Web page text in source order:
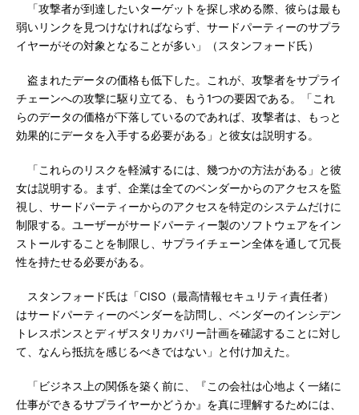
「攻撃者が到達したいターゲットを探し求める際、彼らは最も
弱いリンクを見つけなければならず、サードパーティーのサプラ
イヤーがその対象となることが多い」（スタンフォード氏）
盗まれたデータの価格も低下した。これが、攻撃者をサプライ
チェーンへの攻撃に駆り立てる、もう1つの要因である。「これ
らのデータの価格が下落しているのであれば、攻撃者は、もっと
効果的にデータを入手する必要がある」と彼女は説明する。
「これらのリスクを軽減するには、幾つかの方法がある」と彼
女は説明する。まず、企業は全てのベンダーからのアクセスを監
視し、サードパーティーからのアクセスを特定のシステムだけに
制限する。ユーザーがサードパーティー製のソフトウェアをイン
ストールすることを制限し、サプライチェーン全体を通して冗長
性を持たせる必要がある。
スタンフォード氏は「CISO（最高情報セキュリティ責任者）
はサードパーティーのベンダーを訪問し、ベンダーのインシデン
トレスポンスとディザスタリカバリー計画を確認することに対し
て、なんら抵抗を感じるべきではない」と付け加えた。
「ビジネス上の関係を築く前に、『この会社は心地よく一緒に
仕事ができるサプライヤーかどうか』を真に理解するためには、